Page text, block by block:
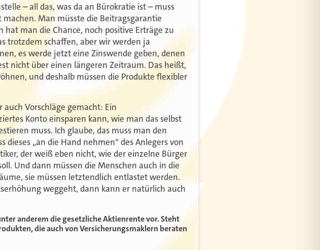
– all das, was da an Bürokratie ist – muss
Man müsste die Beitragsgarantie
man die Chance, noch positive Erträge zu
trotzdem schaffen, aber wir werden ja
es werde jetzt eine Zinswende geben, denen
nicht über einen längeren Zeitraum. Das heißt,
und deshalb müssen die Produkte flexibler
Vorschläge gemacht: Ein
Konto einsparen kann, wie man das selbst
muss. Ich glaube, das muss man den
„an die Hand nehmen“ des Anlegers von
der weiß eben nicht, wie der einzelne Bürger
Und dann müssen die Menschen auch in die
sie müssen letztendlich entlastet werden.
weggeht, dann kann er natürlich auch
anderem die gesetzliche Aktienrente vor. Steht
die auch von Versicherungsmaklern beraten